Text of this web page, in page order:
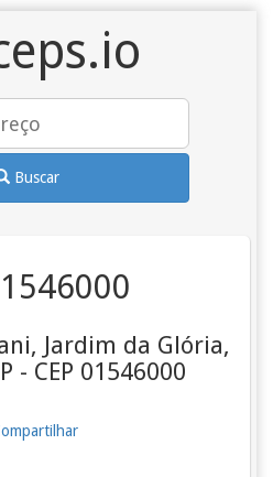
Buscar
Jardim da Glória,
- CEP 01546000